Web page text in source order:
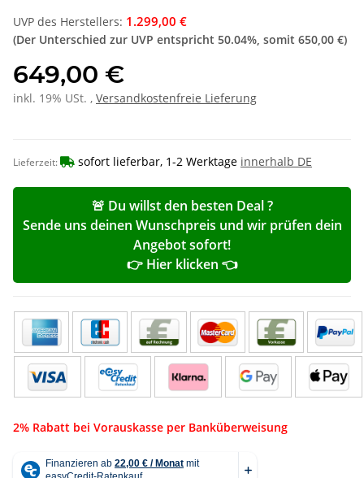
UVP des Herstellers: 1.299,00 €
(Der Unterschied zur UVP entspricht 50.04%, somit 650,00 €)
649,00 €
inkl. 19% USt. , Versandkostenfreie Lieferung
Lieferzeit: sofort lieferbar, 1-2 Werktage innerhalb DE
🚨 Du willst den besten Deal ?
Sende uns deinen Wunschpreis und wir prüfen dein
Angebot sofort!
👉 Hier klicken 👈
2% Rabatt bei Vorauskasse per Banküberweisung